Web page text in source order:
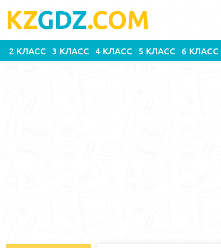
KZGDZ.COM
2 КЛАСС 3 КЛАСС 4 КЛАСС 5 КЛАСС 6 КЛАСС